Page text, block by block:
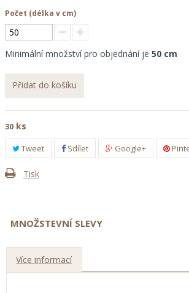
Počet
Minimální množství pro objednání je 50
Přidat do košíku
30 ks
Tweet Sdílet Google+
Tisk
MNOŽSTEVNÍ SLEVY
Více informací